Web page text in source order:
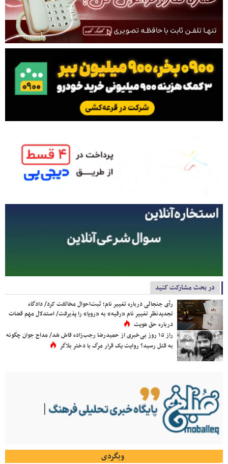
در بحث مشارکت کنید
رأی جنجالی درباره تغییر نام؛ ثبت‌احوال مخالفت کرد/ دادگاه
تجدیدنظر تغییر نام «رقیه» به «رویا» را پذیرفت/ استدلال مهم قضات
درباره حق هویت
راز ۱۵ روز بی‌خبری از حمیدرضا رجب‌زاده فاش شد/ مداح جوان چگونه
به قتل رسید؟ روایت یک قرار مرگ با دختر بلاگر
وبگردی